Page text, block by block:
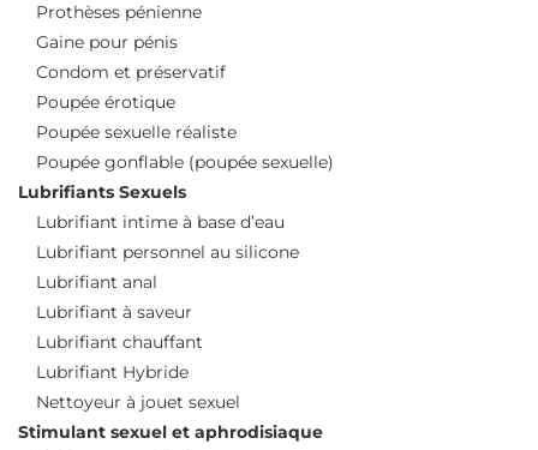
Prothèses pénienne
Gaine pour pénis
Condom et préservatif
Poupée érotique
Poupée sexuelle réaliste
Poupée gonflable (poupée sexuelle)
Lubrifiants Sexuels
Lubrifiant intime à base d’eau
Lubrifiant personnel au silicone
Lubrifiant anal
Lubrifiant à saveur
Lubrifiant chauffant
Lubrifiant Hybride
Nettoyeur à jouet sexuel
Stimulant sexuel et aphrodisiaque